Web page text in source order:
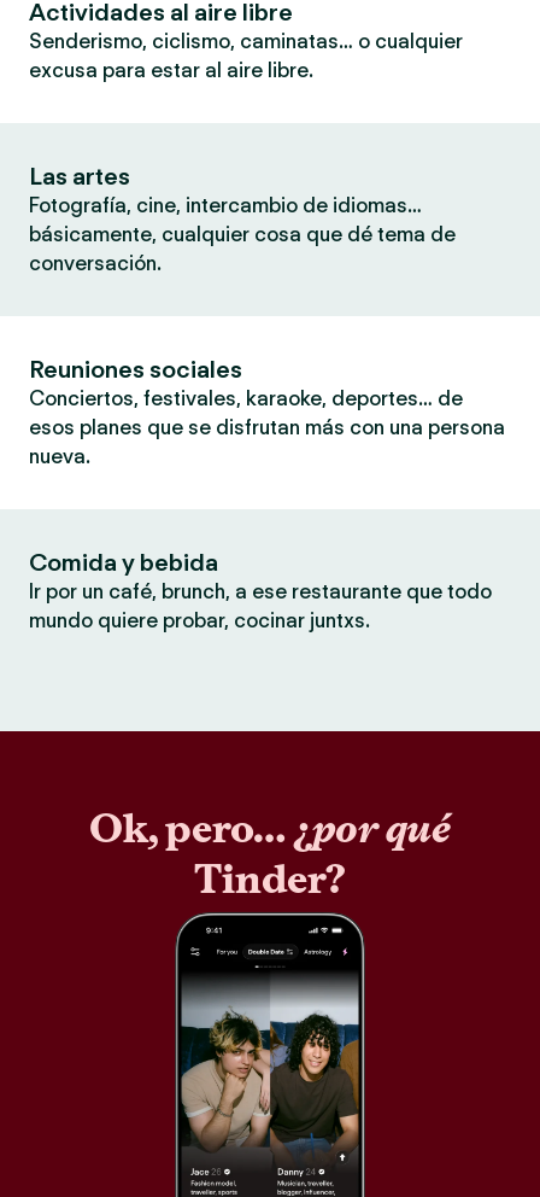
Actividades al aire libre
Senderismo, ciclismo, caminatas… o cualquier
excusa para estar al aire libre.
Las artes
Fotografía, cine, intercambio de idiomas…
básicamente, cualquier cosa que dé tema de
conversación.
Reuniones sociales
Conciertos, festivales, karaoke, deportes… de
esos planes que se disfrutan más con una persona
nueva.
Comida y bebida
Ir por un café, brunch, a ese restaurante que todo
mundo quiere probar, cocinar juntxs.
Ok, pero… ¿por qué
Tinder?